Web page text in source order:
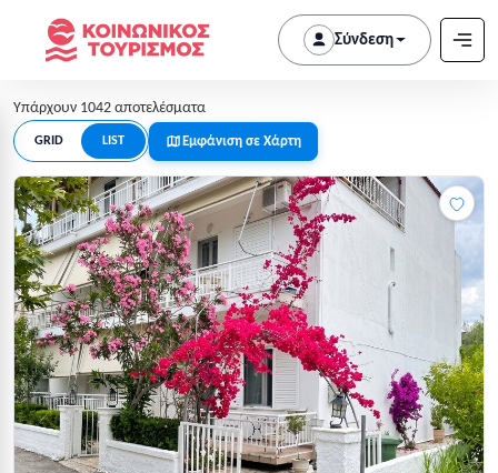
Σύνδεση
Υπάρχουν 1042 αποτελέσματα
GRID LIST Εμφάνιση σε Χάρτη